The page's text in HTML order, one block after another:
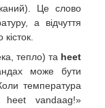
Це слово
а відчуття
тепло) та heet
може бути
температура
heet vandaag!»